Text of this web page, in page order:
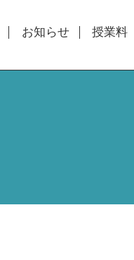
お知らせ 授業料